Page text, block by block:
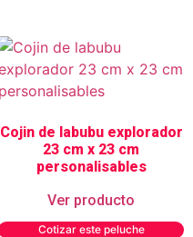
Cojin de labubu explorador
23 cm x 23 cm
personalisables
Ver producto
Cotizar este peluche